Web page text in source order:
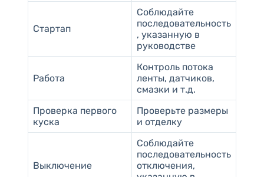
Стартап
Соблюдайте
последовательность
, указанную в
руководстве
Работа
Контроль потока
ленты, датчиков,
смазки и т.д.
Проверка первого
куска
Проверьте размеры
и отделку
Выключение
Соблюдайте
последовательность
отключения,